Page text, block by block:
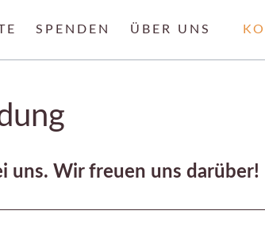
SPENDEN ÜBER UNS
uns. Wir freuen uns darüber!